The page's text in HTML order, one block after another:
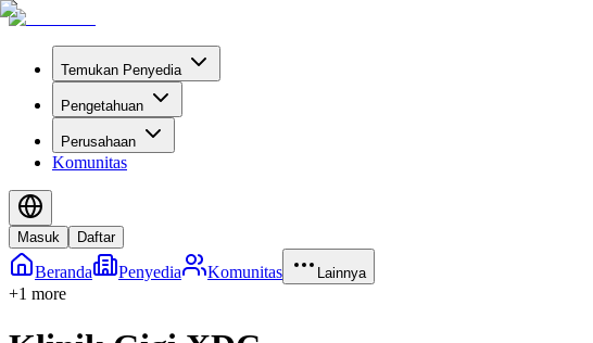
Temukan Penyedia
Pengetahuan
Perusahaan
Komunitas
Masuk Daftar
Beranda Penyedia Komunitas Lainnya
+1 more